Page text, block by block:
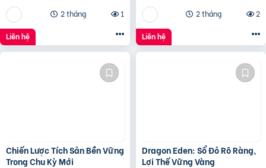
2 tháng
1
Liên hệ
2 tháng
2
Liên hệ
Chiến Lược Tích Sản Bền Vững
Trong Chu Kỳ Mới
Dragon Eden: Sổ Đỏ Rõ Ràng,
Lợi Thế Vững Vàng